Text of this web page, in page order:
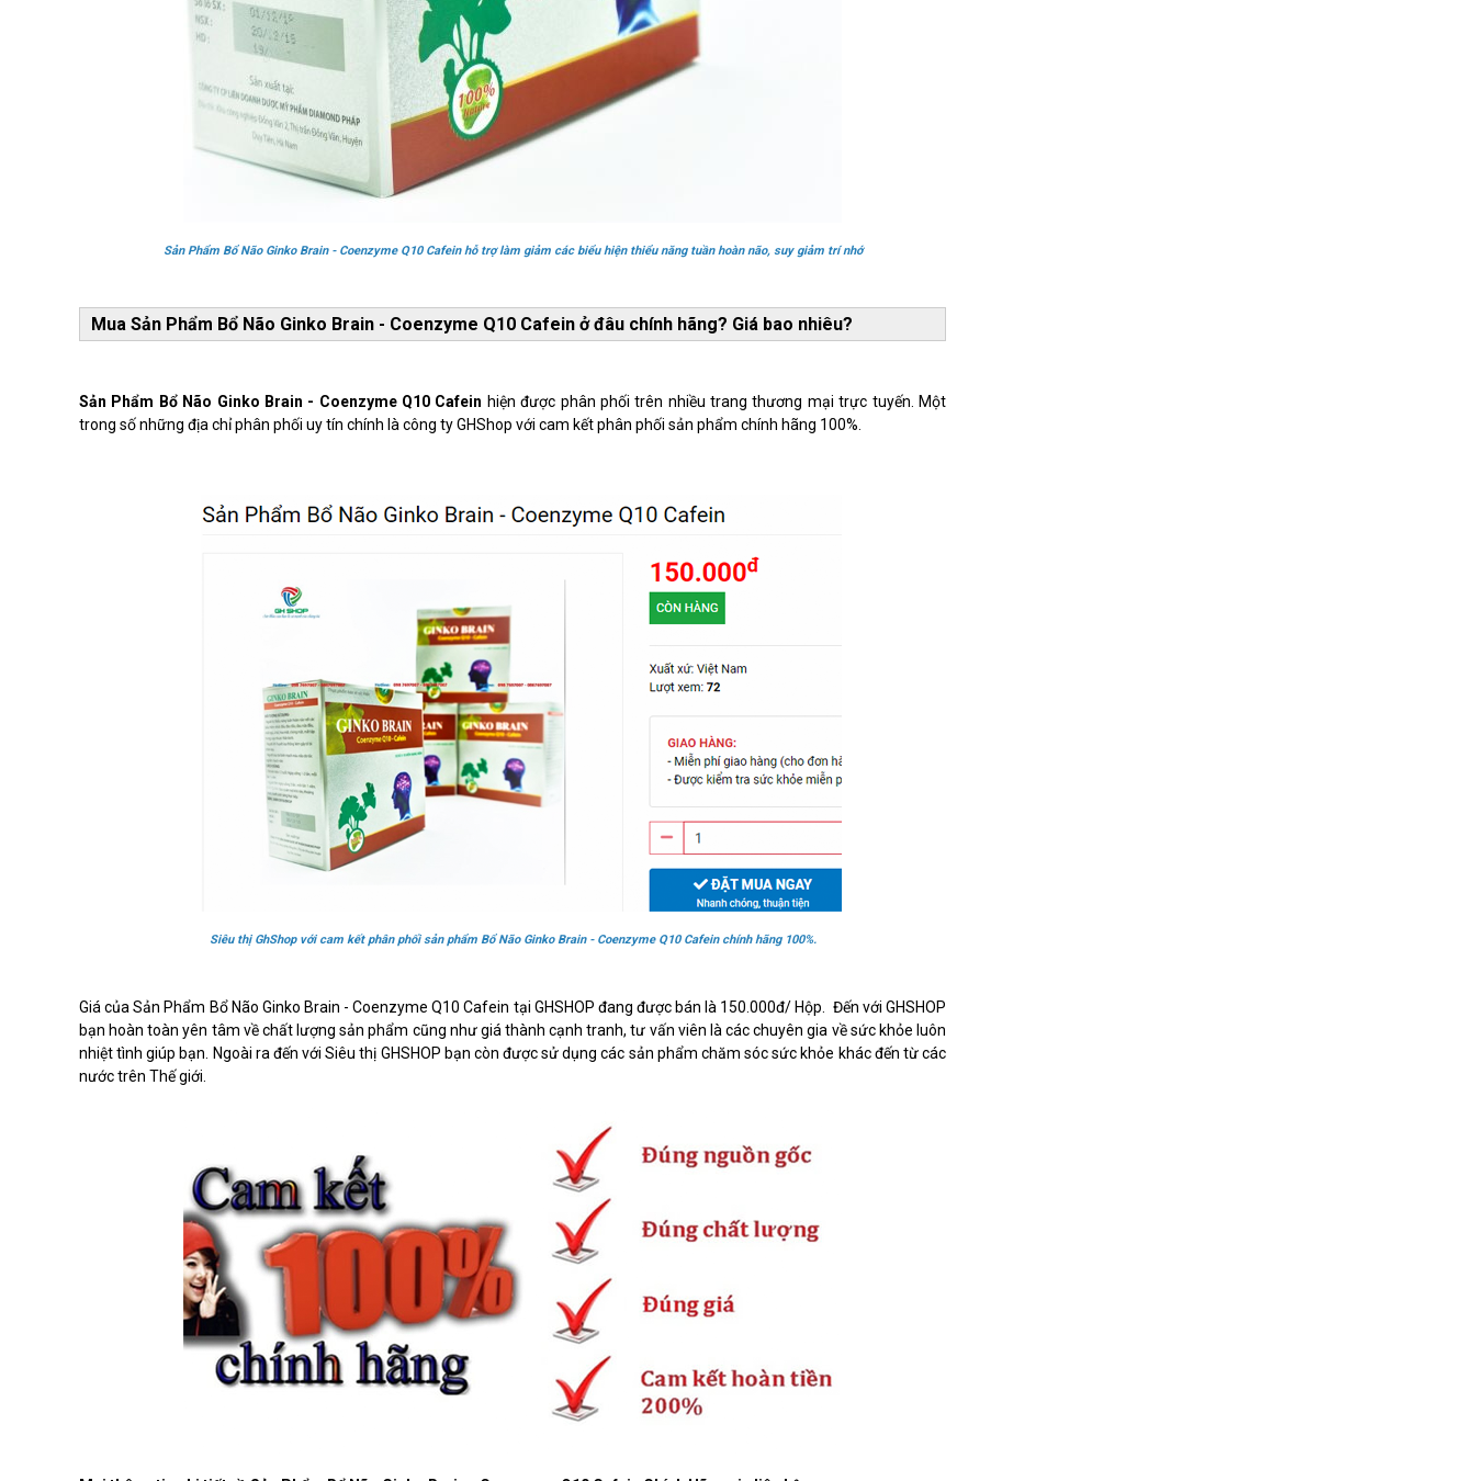
Sản Phẩm Bổ Não Ginko Brain - Coenzyme Q10 Cafein hỗ trợ làm giảm các biểu hiện thiểu năng tuần hoàn não, suy giảm trí nhớ
Mua Sản Phẩm Bổ Não Ginko Brain - Coenzyme Q10 Cafein ở đâu chính hãng? Giá bao nhiêu?
Sản Phẩm Bổ Não Ginko Brain - Coenzyme Q10 Cafein hiện được phân phối trên nhiều trang thương mại trực tuyến. Một
trong số những địa chỉ phân phối uy tín chính là công ty GHShop với cam kết phân phối sản phẩm chính hãng 100%.
Siêu thị GhShop với cam kết phân phối sản phẩm Bổ Não Ginko Brain - Coenzyme Q10 Cafein chính hãng 100%.
Giá của Sản Phẩm Bổ Não Ginko Brain - Coenzyme Q10 Cafein tại GHSHOP đang được bán là 150.000đ/ Hộp. Đến với GHSHOP
bạn hoàn toàn yên tâm về chất lượng sản phẩm cũng như giá thành cạnh tranh, tư vấn viên là các chuyên gia về sức khỏe luôn
nhiệt tình giúp bạn. Ngoài ra đến với Siêu thị GHSHOP bạn còn được sử dụng các sản phẩm chăm sóc sức khỏe khác đến từ các
nước trên Thế giới.